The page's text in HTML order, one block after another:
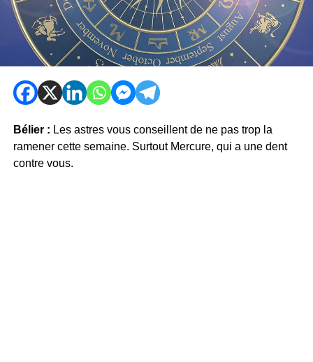
Bélier : Les astres vous conseillent de ne pas trop la
ramener cette semaine. Surtout Mercure, qui a une dent
contre vous.